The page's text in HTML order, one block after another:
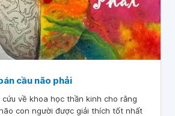
cầu não phải
về khoa học thần kinh cho rằng
con người được giải thích tốt nhất